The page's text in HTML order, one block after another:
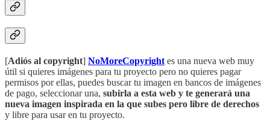
[Adiós al copyright] NoMoreCopyright es una nueva web muy
útil si quieres imágenes para tu proyecto pero no quieres pagar
permisos por ellas, puedes buscar tu imagen en bancos de imágenes
de pago, seleccionar una, subirla a esta web y te generará una
nueva imagen inspirada en la que subes pero libre de derechos
y libre para usar en tu proyecto.